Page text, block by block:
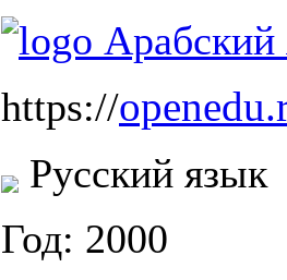
https://
Русский язык
Год: 2000